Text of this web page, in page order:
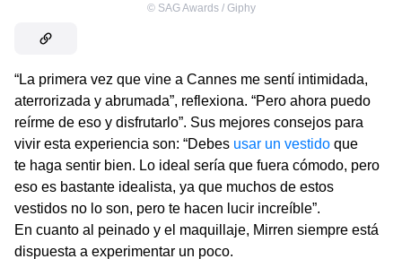
© SAG Awards / Giphy
“La primera vez que vine a Cannes me sentí intimidada,
aterrorizada y abrumada”, reflexiona. “Pero ahora puedo
reírme de eso y disfrutarlo”. Sus mejores consejos para
vivir esta experiencia son: “Debes usar un vestido que
te haga sentir bien. Lo ideal sería que fuera cómodo, pero
eso es bastante idealista, ya que muchos de estos
vestidos no lo son, pero te hacen lucir increíble”.
En cuanto al peinado y el maquillaje, Mirren siempre está
dispuesta a experimentar un poco.